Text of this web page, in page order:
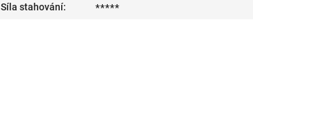
Síla stahování: *****